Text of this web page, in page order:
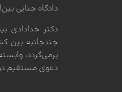
دادگاه جنایی
دکتر خدادادی
برمی‌گردد،
دعوی مستقیم در